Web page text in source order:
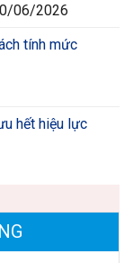
06/2026
tính mức
hết hiệu lực